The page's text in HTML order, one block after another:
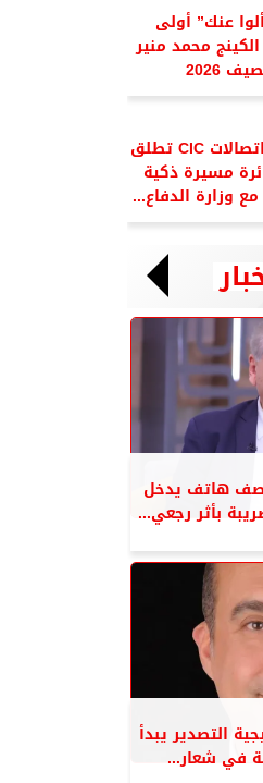
عنك” أولى
محمد منير
2026
هندسة اتصالات CIC تطلق
مسيرة ذكية
مع وزارة الدفاع...
هاتف يدخل
بأثر رجعي...
التصدير يبدأ
في شعار...